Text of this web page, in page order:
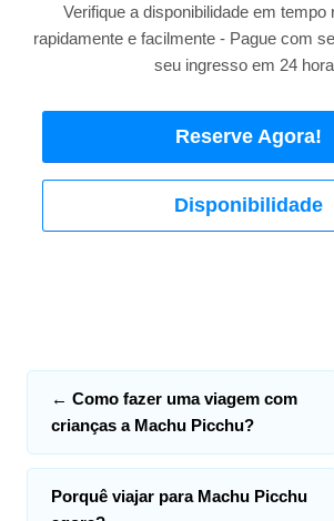
Verifique a disponibilidade em tempo
rapidamente e facilmente - Pague com
seu ingresso em 24
Reserve Agora!
Disponibilidade
← Como fazer uma viagem com
crianças a Machu Picchu?
Porquê viajar para Machu Picchu